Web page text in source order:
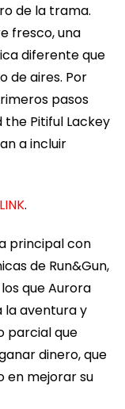
de la trama.
fresco, una
diferente que
de aires. Por
pasos
the Pitiful Lackey
a incluir
LINK.
principal con
de Run&Gun,
que Aurora
la aventura y
parcial que
dinero, que
en mejorar su